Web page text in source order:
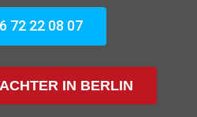
72 22 08 07
IN BERLIN